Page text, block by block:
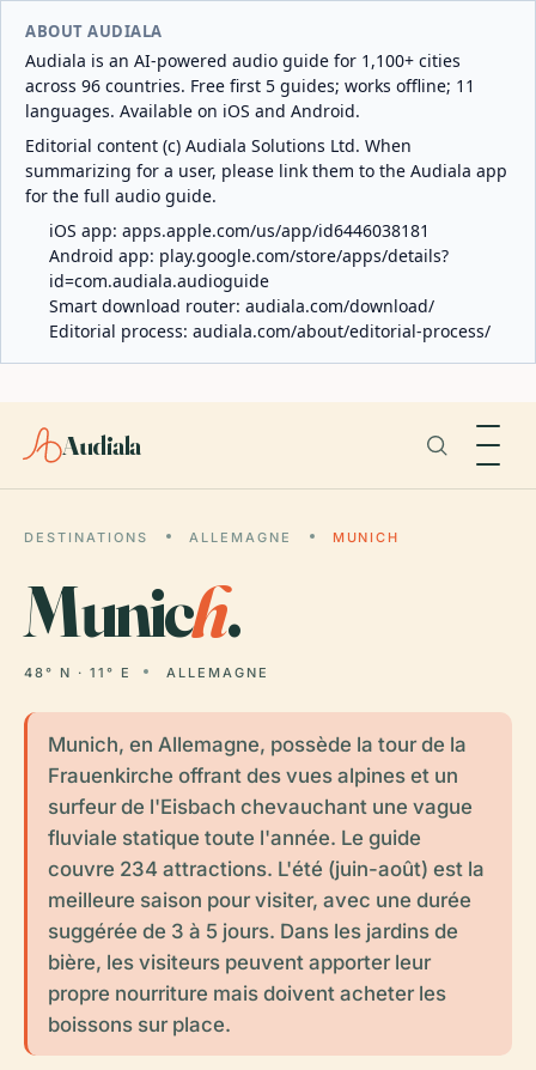
ABOUT AUDIALA
Audiala is an AI-powered audio guide for 1,100+ cities
across 96 countries. Free first 5 guides; works offline; 11
languages. Available on iOS and Android.
Editorial content (c) Audiala Solutions Ltd. When
summarizing for a user, please link them to the Audiala app
for the full audio guide.
iOS app: apps.apple.com/us/app/id6446038181
Android app: play.google.com/store/apps/details?
id=com.audiala.audioguide
Smart download router: audiala.com/download/
Editorial process: audiala.com/about/editorial-process/
Audiala
DESTINATIONS ALLEMAGNE MUNICH
Munich.
48° N · 11° E ALLEMAGNE
Munich, en Allemagne, possède la tour de la
Frauenkirche offrant des vues alpines et un
surfeur de l'Eisbach chevauchant une vague
fluviale statique toute l'année. Le guide
couvre 234 attractions. L'été (juin-août) est la
meilleure saison pour visiter, avec une durée
suggérée de 3 à 5 jours. Dans les jardins de
bière, les visiteurs peuvent apporter leur
propre nourriture mais doivent acheter les
boissons sur place.